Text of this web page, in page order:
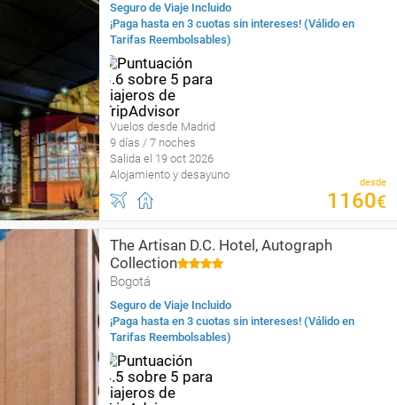
Seguro de Viaje Incluido
¡Paga hasta en 3 cuotas sin intereses! (Válido en
Tarifas Reembolsables)
Vuelos desde Madrid
9 días / 7 noches
Salida el 19 oct 2026
Alojamiento y desayuno
desde
1160€
The Artisan D.C. Hotel, Autograph
Collection
Bogotá
Seguro de Viaje Incluido
¡Paga hasta en 3 cuotas sin intereses! (Válido en
Tarifas Reembolsables)